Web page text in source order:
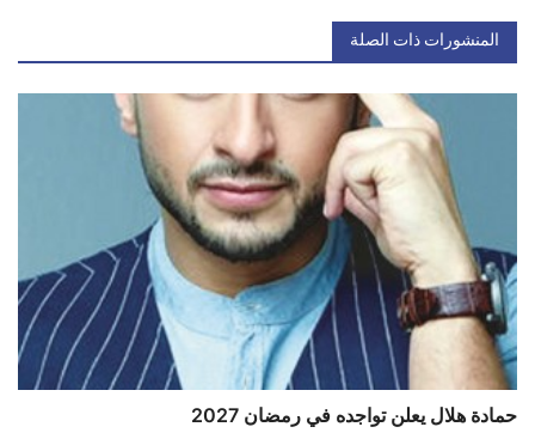
المنشورات ذات الصلة
حمادة هلال يعلن تواجده في رمضان 2027